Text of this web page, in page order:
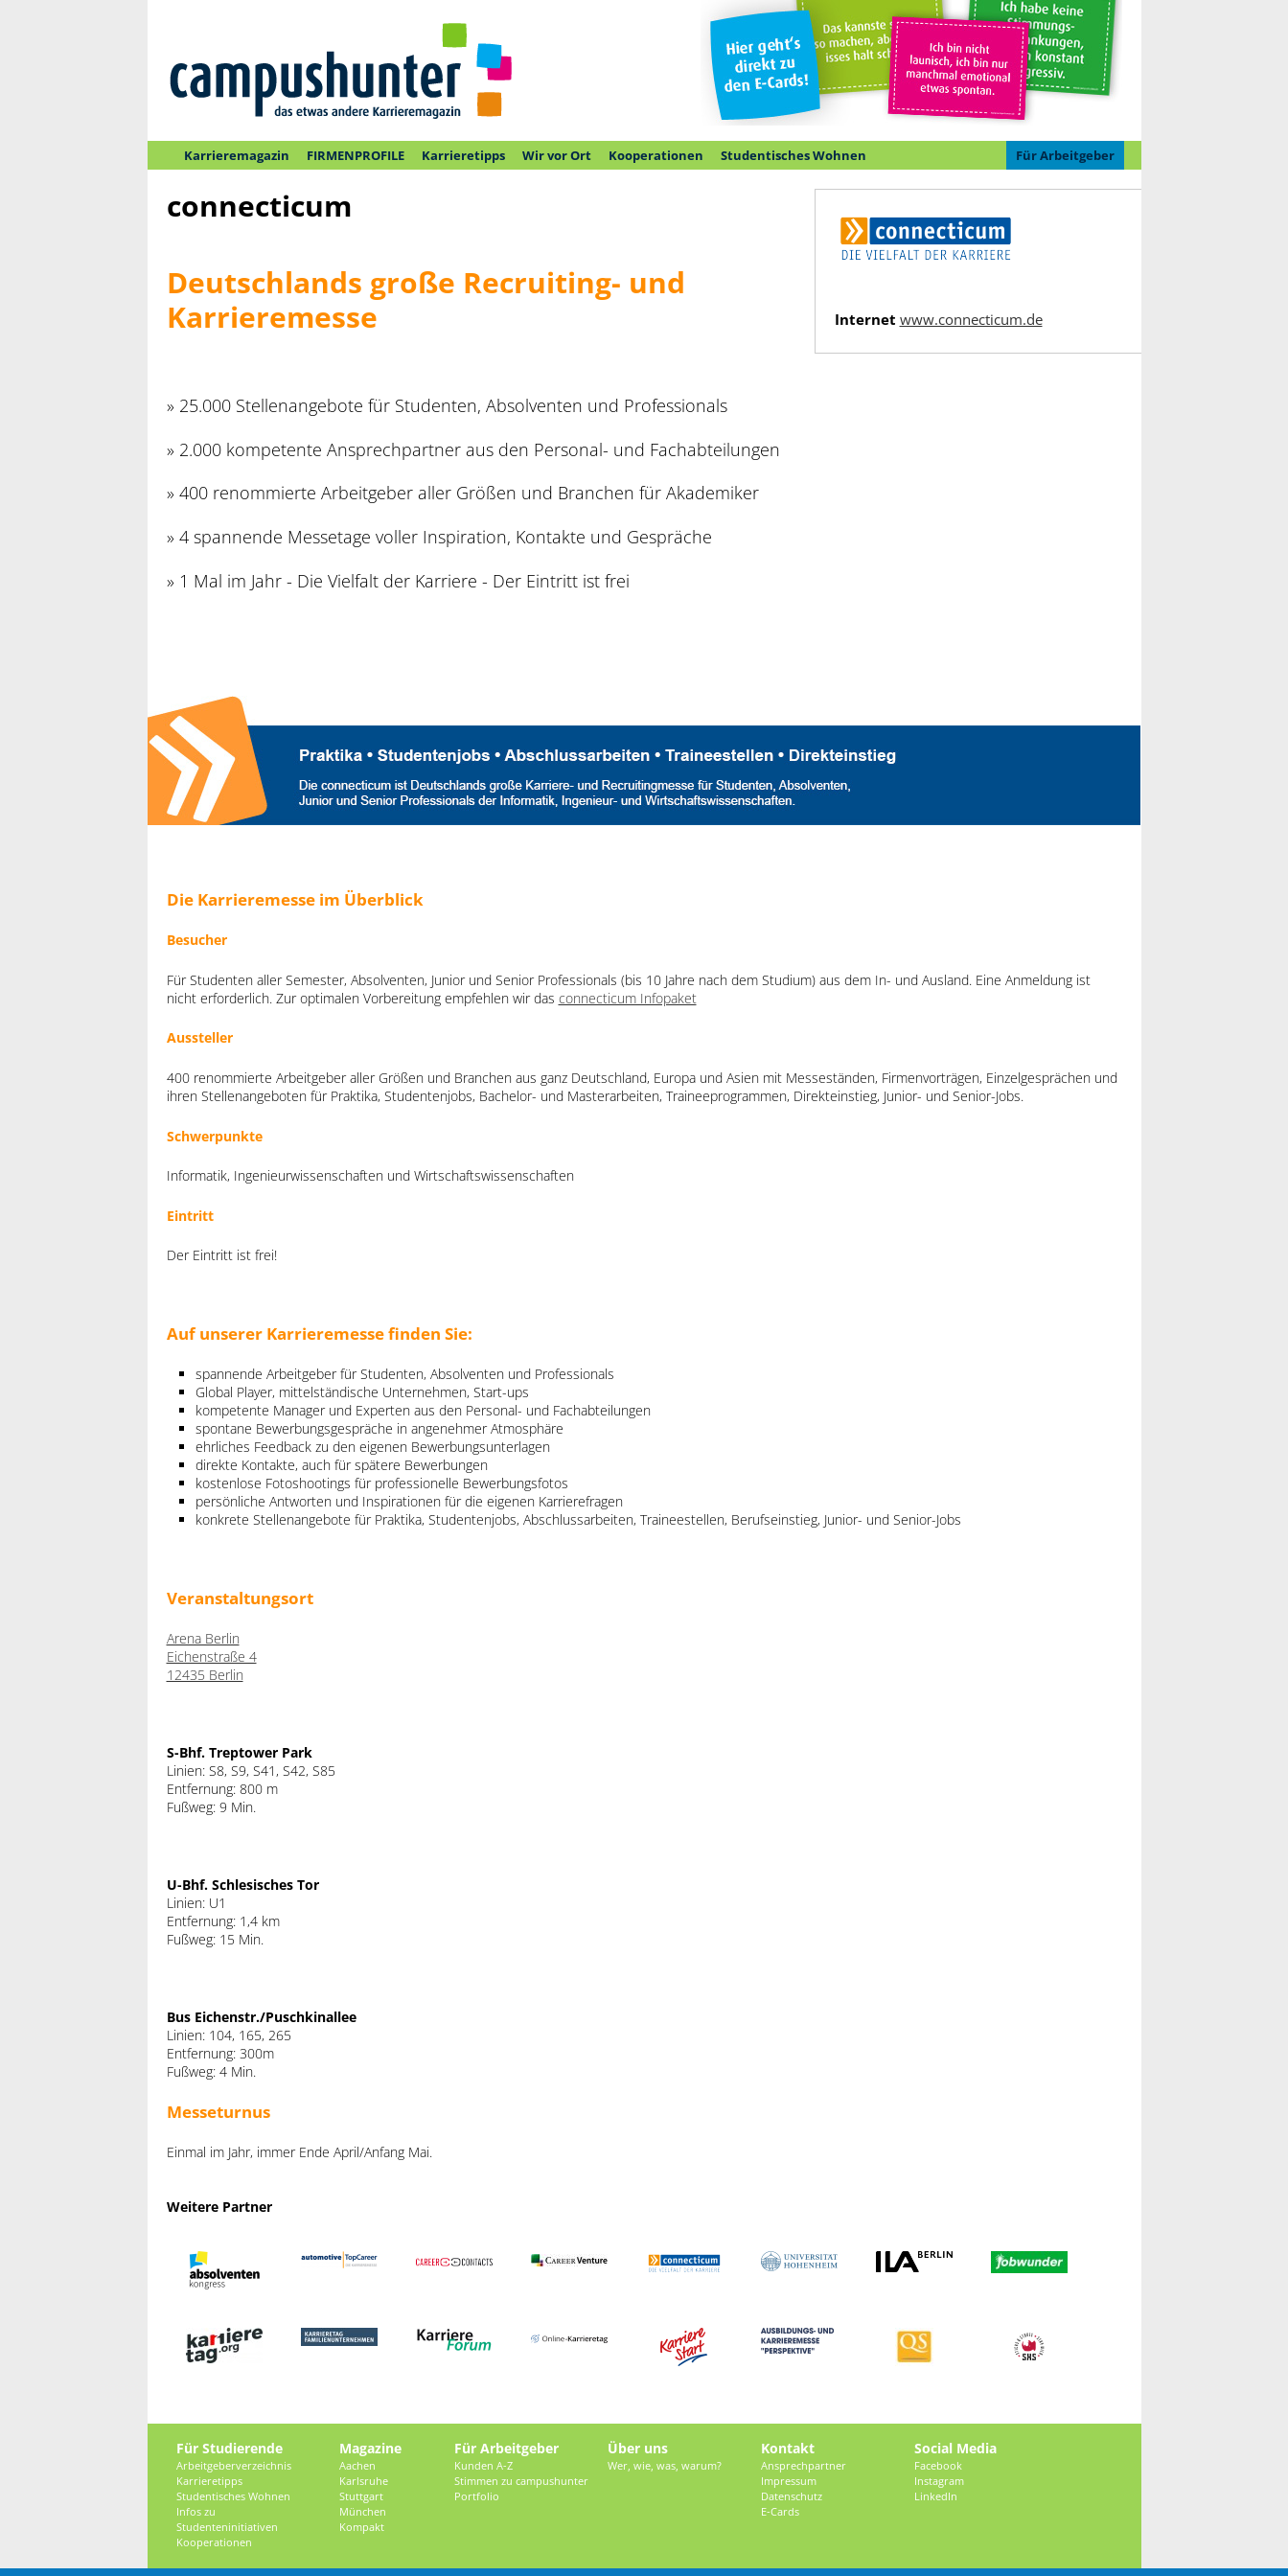
Karrieremagazin FIRMENPROFILE Karrieretipps Wir vor Ort Kooperationen Studentisches Wohnen Für Arbeitgeber
Internet www.connecticum.de
connecticum
Deutschlands große Recruiting- und
Karrieremesse
» 25.000 Stellenangebote für Studenten, Absolventen und Professionals
» 2.000 kompetente Ansprechpartner aus den Personal- und Fachabteilungen
» 400 renommierte Arbeitgeber aller Größen und Branchen für Akademiker
» 4 spannende Messetage voller Inspiration, Kontakte und Gespräche
» 1 Mal im Jahr - Die Vielfalt der Karriere - Der Eintritt ist frei
Die Karrieremesse im Überblick
Besucher
Für Studenten aller Semester, Absolventen, Junior und Senior Professionals (bis 10 Jahre nach dem Studium) aus dem In- und Ausland. Eine Anmeldung ist
nicht erforderlich. Zur optimalen Vorbereitung empfehlen wir das connecticum Infopaket
Aussteller
400 renommierte Arbeitgeber aller Größen und Branchen aus ganz Deutschland, Europa und Asien mit Messeständen, Firmenvorträgen, Einzelgesprächen und
ihren Stellenangeboten für Praktika, Studentenjobs, Bachelor- und Masterarbeiten, Traineeprogrammen, Direkteinstieg, Junior- und Senior-Jobs.
Schwerpunkte
Informatik, Ingenieurwissenschaften und Wirtschaftswissenschaften
Eintritt
Der Eintritt ist frei!
Auf unserer Karrieremesse finden Sie:
spannende Arbeitgeber für Studenten, Absolventen und Professionals
Global Player, mittelständische Unternehmen, Start-ups
kompetente Manager und Experten aus den Personal- und Fachabteilungen
spontane Bewerbungsgespräche in angenehmer Atmosphäre
ehrliches Feedback zu den eigenen Bewerbungsunterlagen
direkte Kontakte, auch für spätere Bewerbungen
kostenlose Fotoshootings für professionelle Bewerbungsfotos
persönliche Antworten und Inspirationen für die eigenen Karrierefragen
konkrete Stellenangebote für Praktika, Studentenjobs, Abschlussarbeiten, Traineestellen, Berufseinstieg, Junior- und Senior-Jobs
Veranstaltungsort
Arena Berlin
Eichenstraße 4
12435 Berlin
S-Bhf. Treptower Park
Linien: S8, S9, S41, S42, S85
Entfernung: 800 m
Fußweg: 9 Min.
U-Bhf. Schlesisches Tor
Linien: U1
Entfernung: 1,4 km
Fußweg: 15 Min.
Bus Eichenstr./Puschkinallee
Linien: 104, 165, 265
Entfernung: 300m
Fußweg: 4 Min.
Messeturnus
Einmal im Jahr, immer Ende April/Anfang Mai.
Weitere Partner
Für Studierende
Arbeitgeberverzeichnis
Karrieretipps
Studentisches Wohnen
Infos zu
Studenteninitiativen
Kooperationen
Magazine
Aachen
Karlsruhe
Stuttgart
München
Kompakt
Für Arbeitgeber
Kunden A-Z
Stimmen zu campushunter
Portfolio
Über uns
Wer, wie, was, warum?
Kontakt
Ansprechpartner
Impressum
Datenschutz
E-Cards
Social Media
Facebook
Instagram
LinkedIn